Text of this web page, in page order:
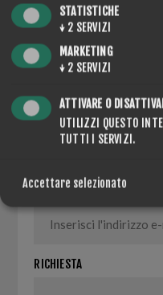
NOME COMPLETO
LA TUA E-MAIL
RICHIESTA
STATISTICHE
↓ 2 SERVIZI
MARKETING
↓ 2 SERVIZI
ATTIVARE O
UTILIZZI QUESTO
TUTTI I SERVIZI.
Accettare selezionato